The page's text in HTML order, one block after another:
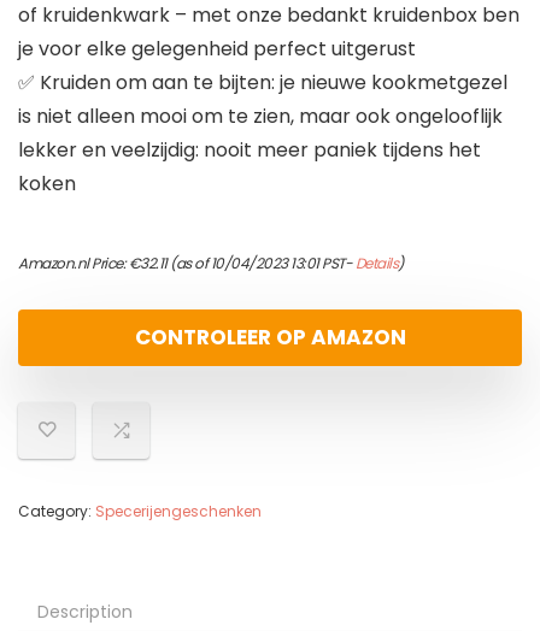
of kruidenkwark – met onze bedankt kruidenbox ben
je voor elke gelegenheid perfect uitgerust
✅ Kruiden om aan te bijten: je nieuwe kookmetgezel
is niet alleen mooi om te zien, maar ook ongelooflijk
lekker en veelzijdig: nooit meer paniek tijdens het
koken
Amazon.nl Price:€32.11(as of 10/04/2023 13:01 PST-Details)
CONTROLEER OP AMAZON
Category: Specerijengeschenken
Description